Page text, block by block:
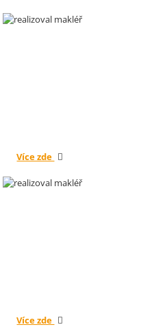
Více zde
Více zde